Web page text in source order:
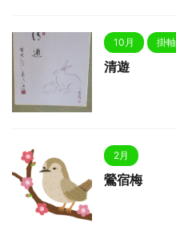
10月 掛軸
清遊
2月
鶯宿梅